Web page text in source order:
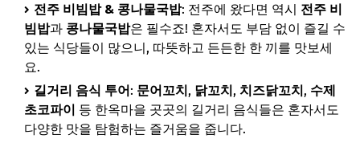
전주 비빔밥 & 콩나물국밥: 전주에 왔다면 역시 전주 비
빔밥과 콩나물국밥은 필수죠! 혼자서도 부담 없이 즐길 수
있는 식당들이 많으니, 따뜻하고 든든한 한 끼를 맛보세
요.
길거리 음식 투어: 문어꼬치, 닭꼬치, 치즈닭꼬치, 수제
초코파이 등 한옥마을 곳곳의 길거리 음식들은 혼자서도
다양한 맛을 탐험하는 즐거움을 줍니다.